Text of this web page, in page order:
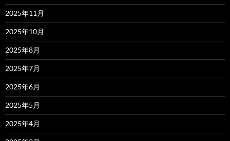
2025年11月
2025年10月
2025年8月
2025年7月
2025年6月
2025年5月
2025年4月